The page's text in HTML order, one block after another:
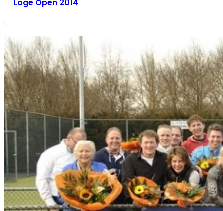
Logé Open 2014